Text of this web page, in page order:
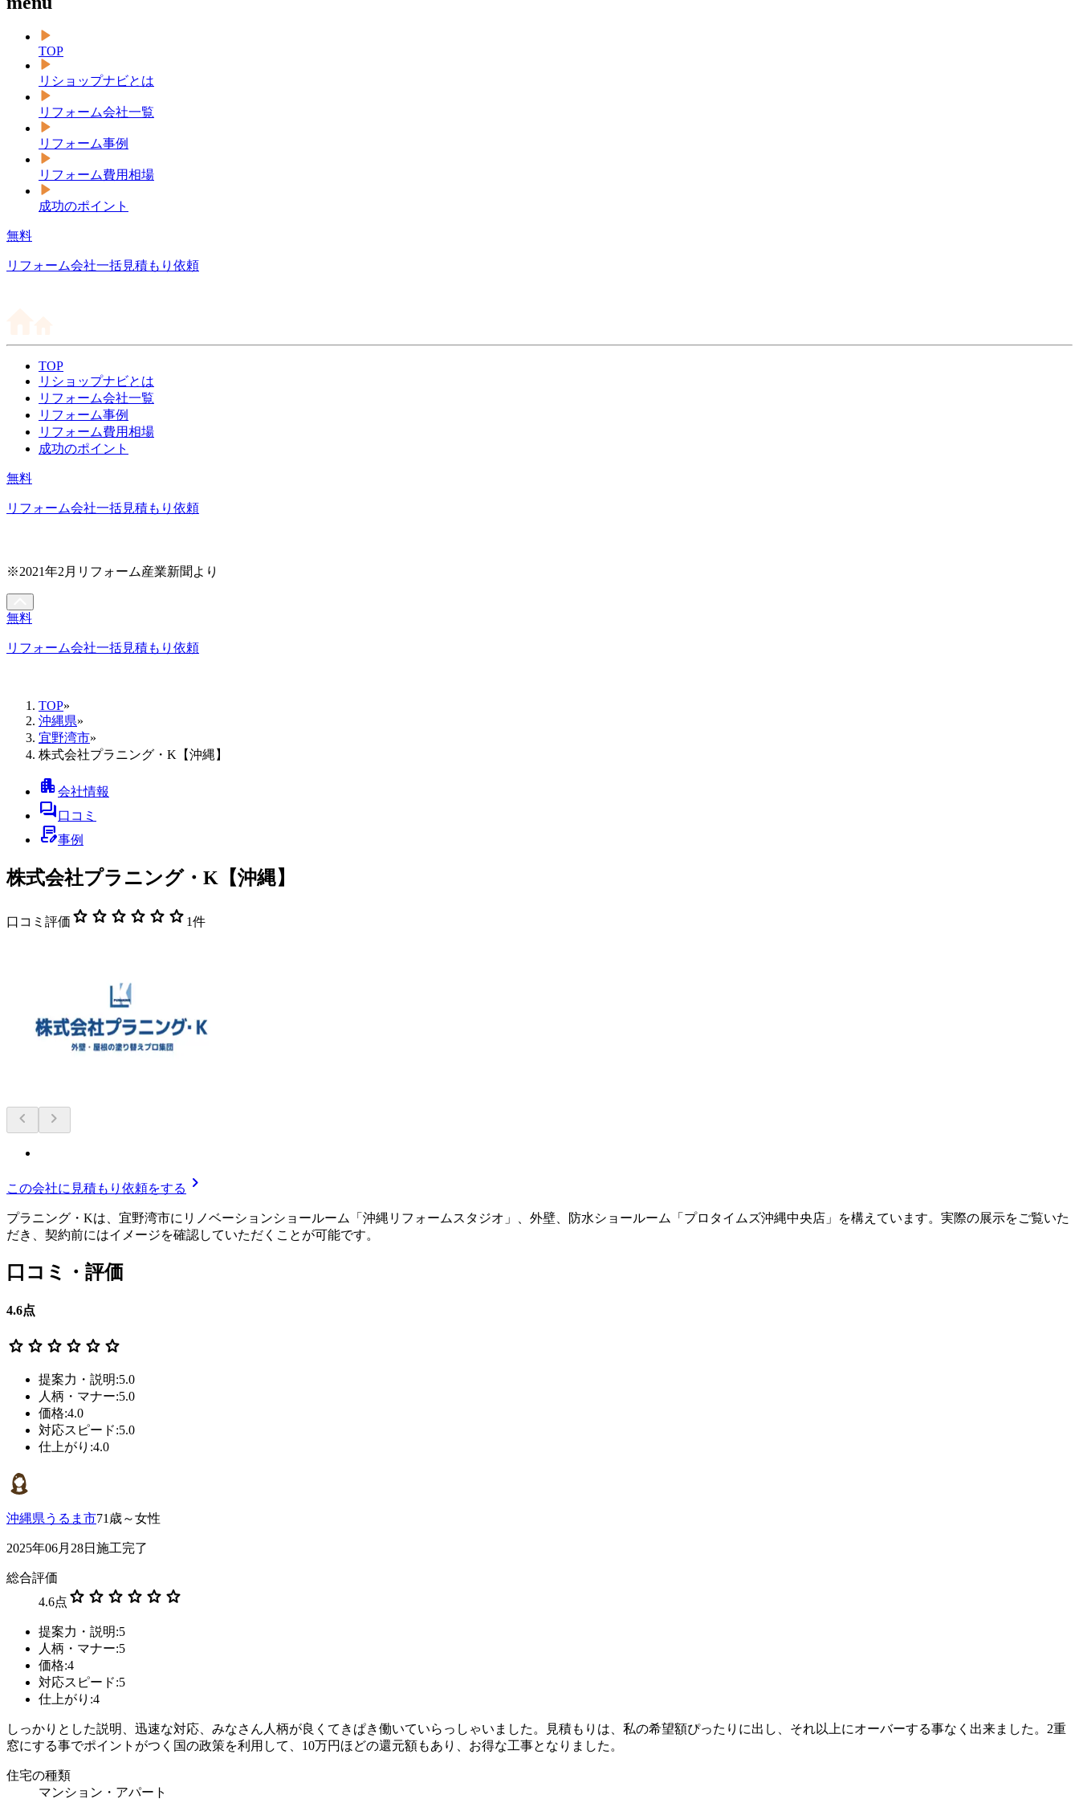
TOP
リショップナビとは
リフォーム会社一覧
リフォーム事例
リフォーム費用相場
成功のポイント
無料
リフォーム会社一括見積もり依頼
TOP
リショップナビとは
リフォーム会社一覧
リフォーム事例
リフォーム費用相場
成功のポイント
無料
リフォーム会社一括見積もり依頼
※2021年2月リフォーム産業新聞より
無料
リフォーム会社一括見積もり依頼
TOP»
沖縄県»
宜野湾市»
株式会社プラニング・K【沖縄】
apartment会社情報
forum口コミ
contract_edit事例
株式会社プラニング・K【沖縄】
口コミ評価 star star star star star star 1件
chevron_left chevron_right
この会社に見積もり依頼をする chevron_right
プラニング・Kは、宜野湾市にリノベーションショールーム「沖縄リフォームスタジオ」、外壁、防水ショールーム「プロタイムズ沖縄中央店」を構えています。実際の展示をご覧いた
だき、契約前にはイメージを確認していただくことが可能です。
口コミ・評価
4.6点
star star star star star star
提案力・説明:5.0
人柄・マナー:5.0
価格:4.0
対応スピード:5.0
仕上がり:4.0
沖縄県うるま市71歳～女性
2025年06月28日施工完了
総合評価
4.6点 star star star star star star
提案力・説明:5
人柄・マナー:5
価格:4
対応スピード:5
仕上がり:4
しっかりとした説明、迅速な対応、みなさん人柄が良くてきぱき働いていらっしゃいました。見積もりは、私の希望額ぴったりに出し、それ以上にオーバーする事なく出来ました。2重
窓にする事でポイントがつく国の政策を利用して、10万円ほどの還元額もあり、お得な工事となりました。
住宅の種類
マンション・アパート